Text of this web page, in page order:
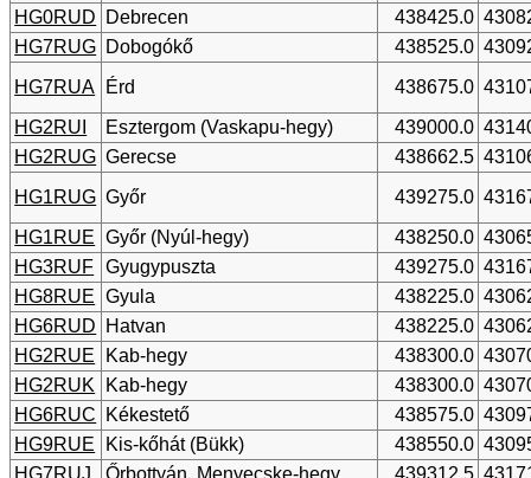
HG0RUD
Debrecen 438425.0
HG7RUG Dobogókő 438525.0
HG7RUA
Érd 438675.0
HG2RUI
Esztergom (Vaskapu-hegy) 439000.0
HG2RUG Gerecse 438662.5
HG1RUG Győr 439275.0
HG1RUE Győr (Nyúl-hegy) 438250.0
HG3RUF Gyugypuszta 439275.0
HG8RUE Gyula 438225.0
HG6RUD
Hatvan 438225.0
HG2RUE
Kab-hegy 438300.0
HG2RUK
Kab-hegy 438300.0
HG6RUC
Kékestető 438575.0
HG9RUE
Kis-kőhát (Bükk) 438550.0